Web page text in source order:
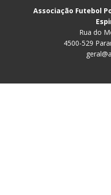
Associação Futebol
Rua do
4500-529